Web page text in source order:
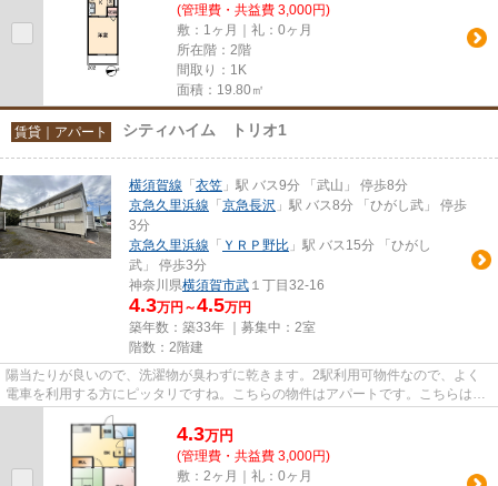
(管理費・共益費 3,000円)
敷：1ヶ月｜礼：0ヶ月
所在階：2階
間取り：1K
面積：19.80㎡
賃貸｜アパート シティハイム トリオ1
横須賀線 「 衣笠 」駅 バス9分 「武山」 停歩8分
京急久里浜線 「 京急長沢 」駅 バス8分 「ひがし武」 停歩
3分
京急久里浜線 「 ＹＲＰ野比 」駅 バス15分 「ひがし
武」 停歩3分
神奈川県横須賀市武 １丁目32-16
4.3万円～4.5万円
築年数：築33年 ｜募集中： 2室
階数：2階建
陽当たりが良いので、洗濯物が臭わずに乾きます。2駅利用可物件なので、よく
電車を利用する方にピッタリですね。こちらの物件はアパートです。こちらは初
期費用をカードでお支払いいた...
4.3万円
(管理費・共益費 3,000円)
敷：2ヶ月｜礼：0ヶ月